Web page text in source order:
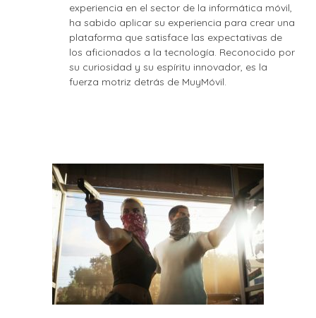
experiencia en el sector de la informática móvil,
ha sabido aplicar su experiencia para crear una
plataforma que satisface las expectativas de
los aficionados a la tecnología. Reconocido por
su curiosidad y su espíritu innovador, es la
fuerza motriz detrás de MuyMóvil.